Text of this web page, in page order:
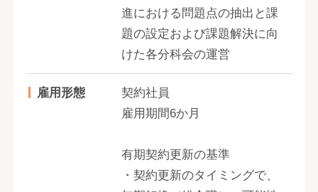
進における問題点の抽出と課
題の設定および課題解決に向
けた各分科会の運営
雇用形態
契約社員
雇用期間6か月
有期契約更新の基準
・契約更新のタイミングで、